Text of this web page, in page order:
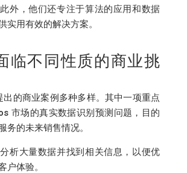
此外，他们还专注于算法的应用和数据
实用有效的解决方案。
临不同性质的商业挑
的商业案例多种多样。其中一项重点
市场的真实数据识别预测问题，目的
务的未来销售情况。
析大量数据并找到相关信息，以便优
户体验。